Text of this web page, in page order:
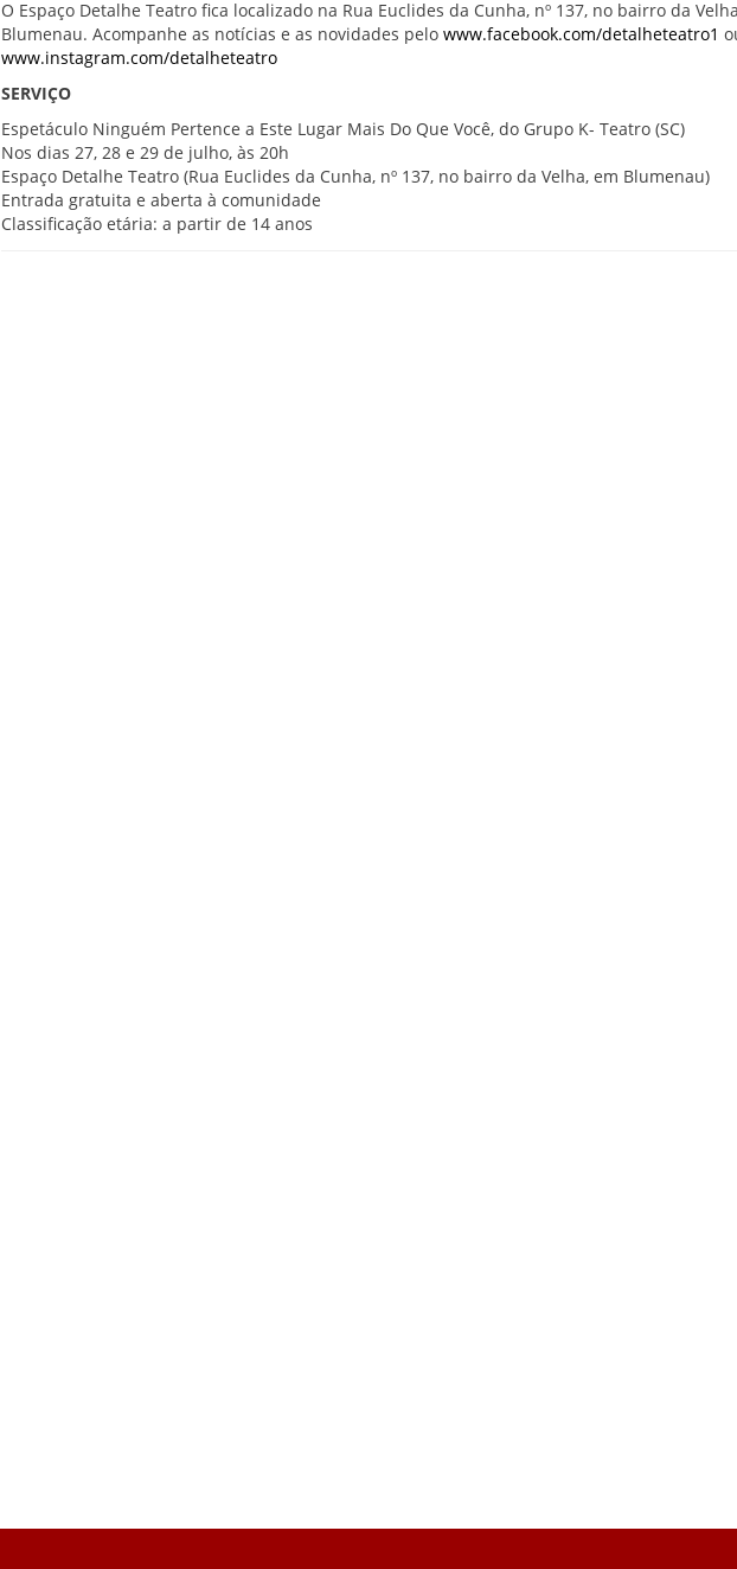
O Espaço Detalhe Teatro fica localizado na Rua Euclides da Cunha, nº 137, no bairro da
Blumenau. Acompanhe as notícias e as novidades pelo www.facebook.com/detalheteatro1
www.instagram.com/detalheteatro
SERVIÇO
Espetáculo Ninguém Pertence a Este Lugar Mais Do Que Você, do Grupo K- Teatro (SC)
Nos dias 27, 28 e 29 de julho, às 20h
Espaço Detalhe Teatro (Rua Euclides da Cunha, nº 137, no bairro da Velha, em Blumenau)
Entrada gratuita e aberta à comunidade
Classificação etária: a partir de 14 anos